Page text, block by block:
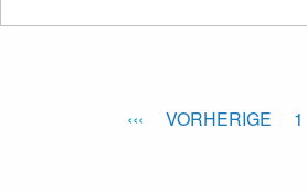
VORHERIGE 1